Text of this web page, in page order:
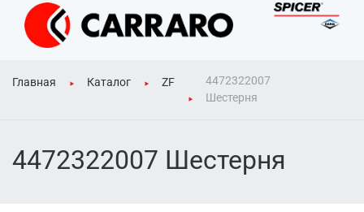
Главная Каталог ZF
4472322007
Шестерня
4472322007 Шестерня